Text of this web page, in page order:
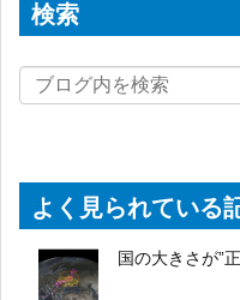
検索
よく見られている
国の大きさが”